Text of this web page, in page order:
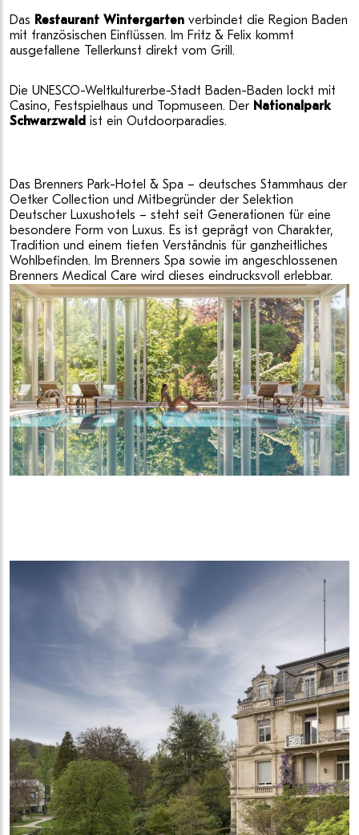
Das Restaurant Wintergarten verbindet die Region Baden
mit französischen Einflüssen. Im Fritz & Felix kommt
ausgefallene Tellerkunst direkt vom Grill.
Die UNESCO-Weltkulturerbe-Stadt Baden-Baden lockt mit
Casino, Festspielhaus und Topmuseen. Der Nationalpark
Schwarzwald ist ein Outdoorparadies.
Das Brenners Park-Hotel & Spa – deutsches Stammhaus der
Oetker Collection und Mitbegründer der Selektion
Deutscher Luxushotels – steht seit Generationen für eine
besondere Form von Luxus. Es ist geprägt von Charakter,
Tradition und einem tiefen Verständnis für ganzheitliches
Wohlbefinden. Im Brenners Spa sowie im angeschlossenen
Brenners Medical Care wird dieses eindrucksvoll erlebbar.